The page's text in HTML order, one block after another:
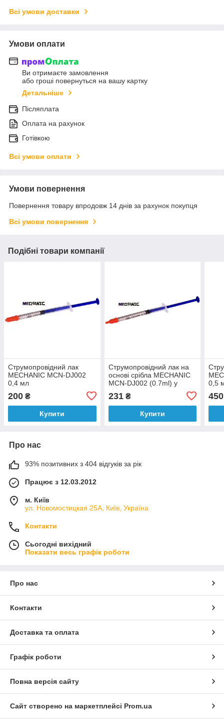
Всі умови доставки
Умови оплати
Ви отримаєте замовлення
або гроші повернуться на вашу картку
Детальніше
Післяплата
Оплата на рахунок
Готівкою
Всі умови оплати
Умови повернення
Повернення товару впродовж 14 днів за рахунок покупця
Всі умови повернення
Подібні товари компанії
Струмопровідний лак
MECHANIC MCN-DJ002
0,4 мл
200 ₴
Купити
Струмопровідний лак на
основі срібла MECHANIC
MCN-DJ002 (0.7ml) у
231₴
Купити
0,5
450
Про нас
93% позитивних з 404 відгуків за рік
Працює з 12.03.2012
м. Київ
ул. Новомостицкая 25А, Київ, Україна
Контакти
Сьогодні вихідний
Показати весь графік роботи
Про нас
Контакти
Доставка та оплата
Графік роботи
Повна версія сайту
Сайт створено на маркетплейсі Prom.ua